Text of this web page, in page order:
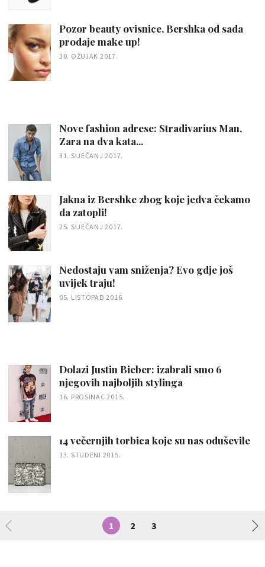
Pozor beauty ovisnice, Bershka od sada
prodaje make up!
30. OŽUJAK 2017.
Nove fashion adrese: Stradivarius Man,
Zara na dva kata...
31. SIJEČANJ 2017.
Jakna iz Bershke zbog koje jedva čekamo
da zatopli!
25. SIJEČANJ 2017.
Nedostaju vam sniženja? Evo gdje još
uvijek traju!
05. LISTOPAD 2016.
Dolazi Justin Bieber: izabrali smo 6
njegovih najboljih stylinga
16. PROSINAC 2015.
14 večernjih torbica koje su nas oduševile
13. STUDENI 2015.
1 2 3